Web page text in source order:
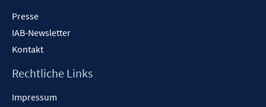
Presse
IAB-Newsletter
Kontakt
Rechtliche Links
Impressum